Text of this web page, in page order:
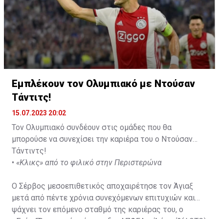
Εμπλέκουν τον Ολυμπιακό με Ντούσαν
Τάντιτς!
15.07.2023 20:02
Τον Ολυμπιακό συνδέουν στις ομάδες που θα
μπορούσε να συνεχίσει την καριέρα του ο Ντούσαν
Τάντιντς!
• «Κλικς» από το φιλικό στην Περιστερώνα
Ο Σέρβος μεσοεπιθετικός αποχαιρέτησε τον Άγιαξ
μετά από πέντε χρόνια συνεχόμενων επιτυχιών και
ψάχνει τον επόμενο σταθμό της καριέρας του, ο